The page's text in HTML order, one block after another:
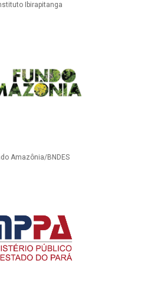
Ibirapitanga
Amazônia/BNDES